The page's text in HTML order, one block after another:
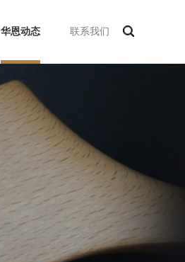
华恩动态 联系我们